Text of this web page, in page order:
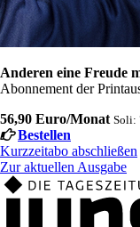
Anderen eine Freude
Abonnement der
56,90 Euro/Monat Soli:
Bestellen
Kurzzeitabo abschließen
Zur aktuellen Ausgabe